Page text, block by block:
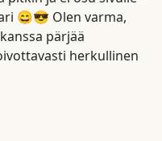
😄😎 Olen varma,
pärjää
herkullinen